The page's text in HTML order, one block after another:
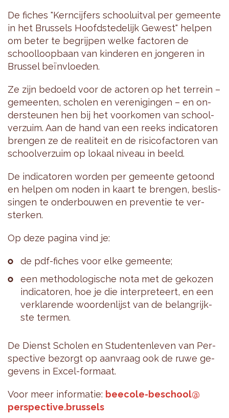
De fi­ches "Kern­cij­fers school­uit­val per ge­meen­te
in het Brus­sels Hoofd­ste­de­lijk Ge­west" hel­pen
om beter te be­grij­pen welke fac­to­ren de
school­loop­baan van kin­de­ren en jon­ge­ren in
Brus­sel beïnvloe­den.
Ze zijn be­doeld voor de ac­to­ren op het ter­rein –
ge­meen­ten, scho­len en ver­e­ni­gin­gen – en on­
der­steu­nen hen bij het voor­ko­men van school­
ver­zuim. Aan de hand van een reeks in­di­ca­to­ren
bren­gen ze de re­a­li­teit en de ri­si­co­fac­to­ren van
school­ver­zuim op lo­kaal ni­veau in beeld.
De in­di­ca­to­ren wor­den per ge­meen­te ge­toond
en hel­pen om noden in kaart te bren­gen, be­slis­
sin­gen te on­der­bou­wen en pre­ven­tie te ver­
ster­ken.
Op deze pa­gi­na vind je:
de pdf-fi­ches voor elke ge­meen­te;
een me­tho­do­lo­gi­sche nota met de ge­ko­zen
in­di­ca­to­ren, hoe je die in­ter­pre­teert, en een
ver­kla­ren­de woor­den­lijst van de be­lang­rijk­
ste ter­men.
De Dienst Scho­len en Stu­den­ten­le­ven van Per­
spec­ti­ve be­zorgt op aan­vraag ook de ruwe ge­
ge­vens in Excel-for­maat.
Voor meer in­for­ma­tie: beeco­le-be­school@​
perspective.​brussels